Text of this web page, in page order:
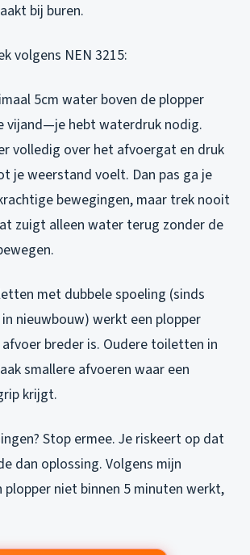
bij buren.
volgens NEN 3215:
5cm water boven de plopper
vijand—je hebt waterdruk nodig.
volledig over het afvoergat en druk
je weerstand voelt. Dan pas ga je
bewegingen, maar trek nooit
zuigt alleen water terug zonder de
met dubbele spoeling (sinds
nieuwbouw) werkt een plopper
breder is. Oudere toiletten in
smallere afvoeren waar een
krijgt.
Stop ermee. Je riskeert op dat
dan oplossing. Volgens mijn
plopper niet binnen 5 minuten werkt,